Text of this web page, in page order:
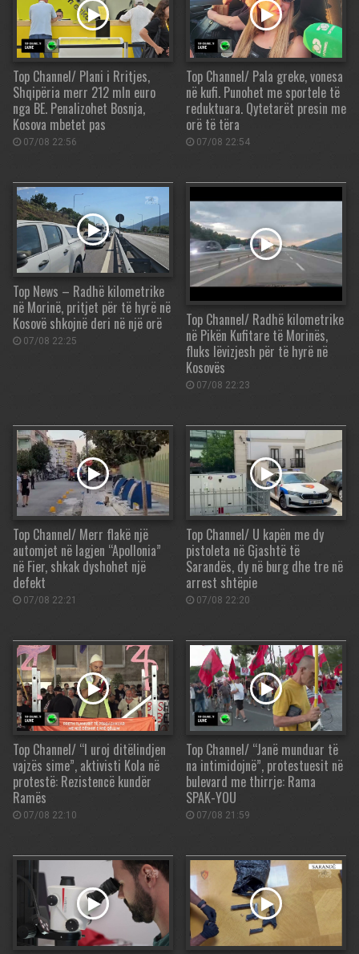
Top Channel/ Plani i Rritjes,
Shqipëria merr 212 mln euro
nga BE. Penalizohet Bosnja,
Kosova mbetet pas
07/08 22:56
Top Channel/ Pala greke, vonesa
në kufi. Punohet me sportele të
reduktuara. Qytetarët presin me
orë të tëra
07/08 22:54
Top News – Radhë kilometrike
në Morinë, pritjet për të hyrë në
Kosovë shkojnë deri në një orë
07/08 22:25
Top Channel/ Radhë kilometrike
në Pikën Kufitare të Morinës,
fluks lëvizjesh për të hyrë në
Kosovës
07/08 22:23
Top Channel/ Merr flakë një
automjet në lagjen “Apollonia”
në Fier, shkak dyshohet një
defekt
07/08 22:21
Top Channel/ U kapën me dy
pistoleta në Gjashtë të
Sarandës, dy në burg dhe tre në
arrest shtëpie
07/08 22:20
Top Channel/ “I uroj ditëlindjen
vajzës sime”, aktivisti Kola në
protestë: Rezistencë kundër
Ramës
07/08 22:10
Top Channel/ “Janë munduar të
na intimidojnë”, protestuesit në
bulevard me thirrje: Rama
SPAK-YOU
07/08 21:59